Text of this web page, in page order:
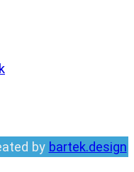
by bartek.design